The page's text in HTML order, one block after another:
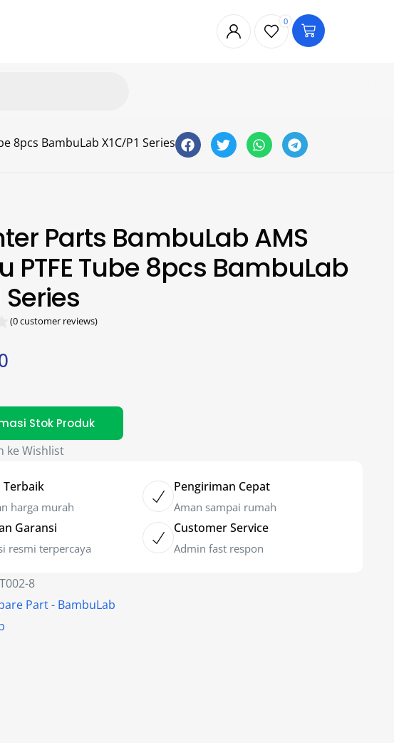
0
8pcs BambuLab X1C/P1 Series
Parts BambuLab AMS
PTFE Tube 8pcs BambuLab
Series
(0customer reviews)
Stok Produk
ke Wishlist
Terbaik
harga murah
Pengiriman Cepat
Aman sampai rumah
Garansi
resmi terpercaya
Customer Service
Admin fast respon
8
Part - BambuLab